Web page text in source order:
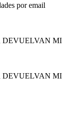
por email